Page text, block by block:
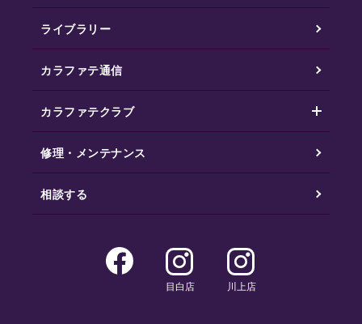
ライブラリー
カラファテ通信
カラファテクラブ
修理・メンテナンス
相談する
目白店 川上店